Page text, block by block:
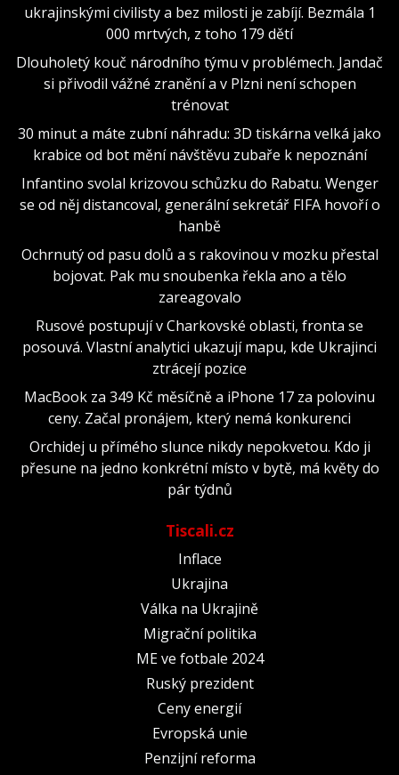
ukrajinskými civilisty a bez milosti je zabíjí. Bezmála 1
000 mrtvých, z toho 179 dětí
Dlouholetý kouč národního týmu v problémech. Jandač
si přivodil vážné zranění a v Plzni není schopen
trénovat
30 minut a máte zubní náhradu: 3D tiskárna velká jako
krabice od bot mění návštěvu zubaře k nepoznání
Infantino svolal krizovou schůzku do Rabatu. Wenger
se od něj distancoval, generální sekretář FIFA hovoří o
hanbě
Ochrnutý od pasu dolů a s rakovinou v mozku přestal
bojovat. Pak mu snoubenka řekla ano a tělo
zareagovalo
Rusové postupují v Charkovské oblasti, fronta se
posouvá. Vlastní analytici ukazují mapu, kde Ukrajinci
ztrácejí pozice
MacBook za 349 Kč měsíčně a iPhone 17 za polovinu
ceny. Začal pronájem, který nemá konkurenci
Orchidej u přímého slunce nikdy nepokvetou. Kdo ji
přesune na jedno konkrétní místo v bytě, má květy do
pár týdnů
Tiscali.cz
Inflace
Ukrajina
Válka na Ukrajině
Migrační politika
ME ve fotbale 2024
Ruský prezident
Ceny energií
Evropská unie
Penzijní reforma